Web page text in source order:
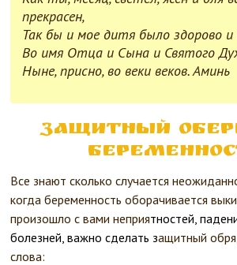
прекрасен,
Так бы и мое дитя было здорово и
Во имя Отца и Сына и Святого
Ныне, присно, во веки веков. Аминь
Защитный
Все знают сколько случается
когда беременность оборачивается
произошло с вами неприятностей,
болезней, важно сделать защитный
слова: